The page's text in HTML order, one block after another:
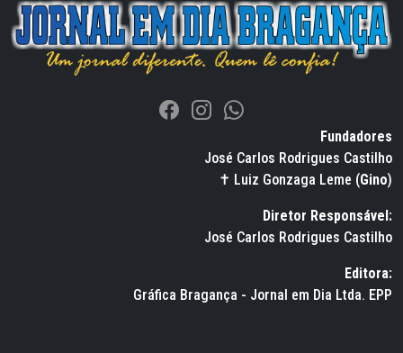
Fundadores
José Carlos Rodrigues Castilho
✝ Luiz Gonzaga Leme (Gino)
Diretor Responsável:
José Carlos Rodrigues Castilho
Editora:
Gráfica Bragança - Jornal em Dia Ltda. EPP